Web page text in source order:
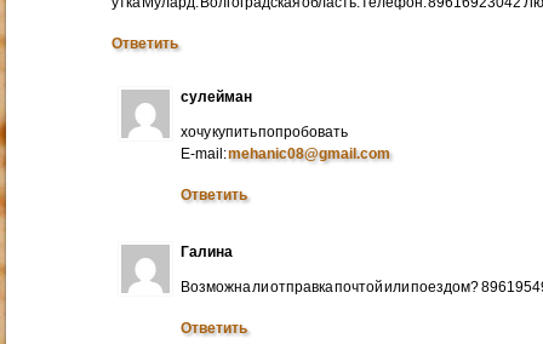
Ответить
сулейман
хочу купить попробовать
E-mail:mehanic08@gmail.com
Ответить
Галина
Возможна ли отправка почтой или поездом?
Ответить